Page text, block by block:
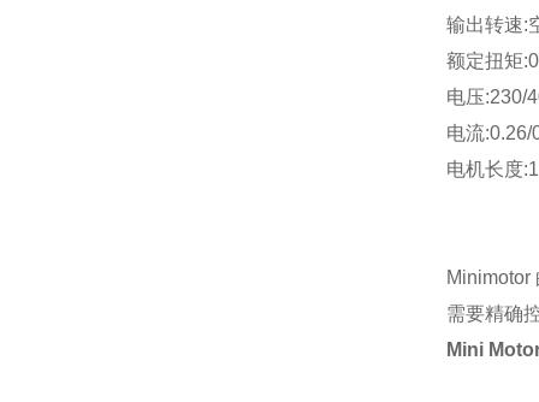
输出转速:
额定扭矩
电压:230/
电流:0.26/
电机长度
Minimotor
需要精确
Mini